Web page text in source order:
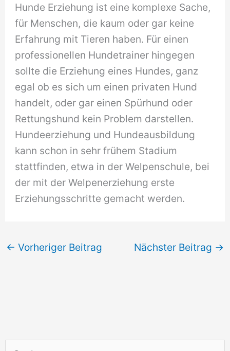
Hunde Erziehung ist eine komplexe Sache,
für Menschen, die kaum oder gar keine
Erfahrung mit Tieren haben. Für einen
professionellen Hundetrainer hingegen
sollte die Erziehung eines Hundes, ganz
egal ob es sich um einen privaten Hund
handelt, oder gar einen Spürhund oder
Rettungshund kein Problem darstellen.
Hundeerziehung und Hundeausbildung
kann schon in sehr frühem Stadium
stattfinden, etwa in der Welpenschule, bei
der mit der Welpenerziehung erste
Erziehungsschritte gemacht werden.
← Vorheriger Beitrag Nächster Beitrag →